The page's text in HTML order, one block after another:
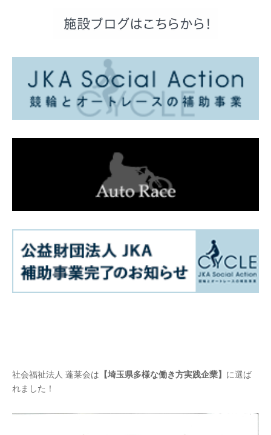
社会福祉法人 蓬莱会は 【埼玉県多様な働き方実践企業】 に選ば
れました！